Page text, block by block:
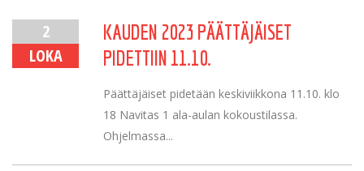
2
LOKA
KAUDEN 2023 PÄÄTTÄJÄISET
PIDETTIIN 11.10.
Päättäjäiset pidetään keskiviikkona 11.10. klo
18 Navitas 1 ala-aulan kokoustilassa.
Ohjelmassa...